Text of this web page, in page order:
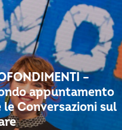
–
appuntamento
Conversazioni sul